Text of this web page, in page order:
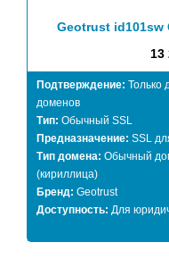
Geotrust id101sw
13
Подтверждение: Только
доменов
Тип: Обычный SSL
Предназначение: SSL
Тип домена: Обычный
(кириллица)
Бренд: Geotrust
Доступность: Для